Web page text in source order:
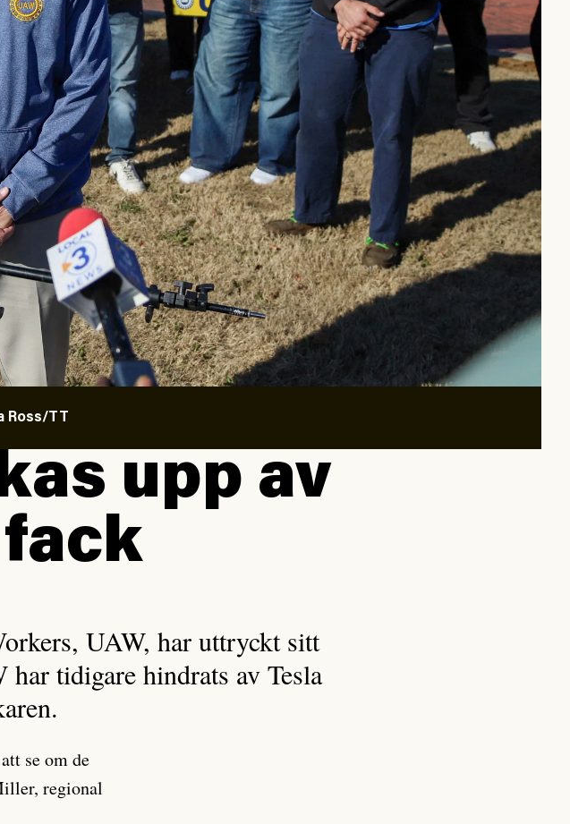
Ross/TT
upp av
UAW, har uttryckt sitt
tidigare hindrats av Tesla
se om de
regional